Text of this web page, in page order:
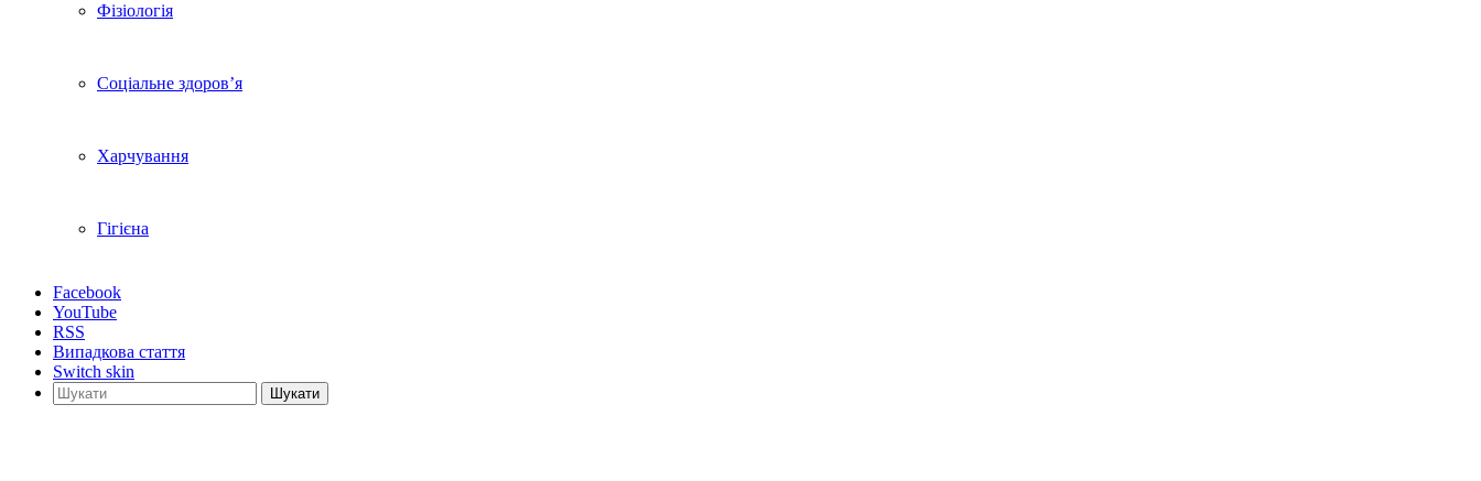
Фізіологія
Соціальне здоров’я
Харчування
Гігієна
Facebook
YouTube
RSS
Випадкова стаття
Switch skin
Шукати